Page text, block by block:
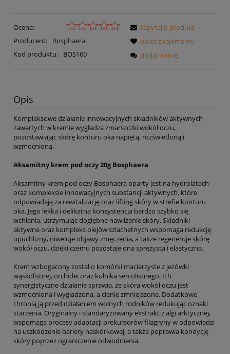
Ocena:
Producent:
Bosphaera
Kod produktu:
BOS160
zapytaj o produkt
poleć znajomemu
dodaj opinię
Opis
Kompleksowe działanie innowacyjnych składników aktywnych
zawartych w kremie wygładza zmarszczki wokół oczu,
pozostawiając skórę konturu oka napiętą, rozświetloną i
wzmocnioną.
Aksamitny krem pod oczy 20g Bosphaera
Aksamitny krem pod oczy Bosphaera oparty jest na hydrolatach
oraz kompleksie innowacyjnych substancji aktywnych, które
odpowiadają za rewitalizację oraz lifting skóry w strefie konturu
oka. Jego lekka i delikatna konsystencja bardzo szybko się
wchłania, utrzymując dogłębne nawilżenie skóry. Składniki
aktywne oraz kompleks olejów szlachetnych wspomaga redukcję
opuchlizny, niweluje objawy zmęczenia, a także regeneruje skórę
wokół oczu, dzięki czemu pozostaje ona sprężysta i elastyczna.
Krem wzbogacony został o komórki macierzyste z jeżówki
wąskolistnej, orchidei oraz kulnika sercolistnego. Ich
synergistyczne działanie sprawia, że skóra wokół oczu jest
wzmocniona i wygładzona, a cienie zmniejszone. Dodatkowo
chronią ją przed działaniem wolnych rodników redukując oznaki
starzenia. Oryginalny i standaryzowany ekstrakt z algi arktycznej,
wspomaga procesy adaptacji prekursorów filagryny w odpowiedzi
na uszkodzenie bariery naskórkowej, a także poprawia kondycję
skóry poprzez ograniczenie odwodnienia.